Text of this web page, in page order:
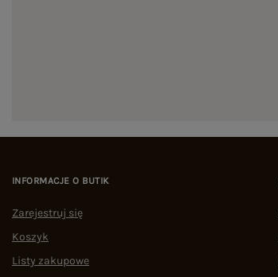
INFORMACJE O BUTIK
Zarejestruj się
Koszyk
Listy zakupowe